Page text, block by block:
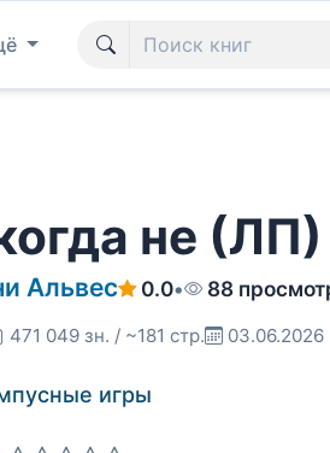
не (ЛП)
Альвес 0.0• 88
471 049 зн. / ~181 стр. 03.06.2026
игры